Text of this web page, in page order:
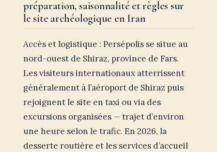
préparation, saisonnalité et règles sur
le site archéologique en Iran
Accès et logistique : Persépolis se situe au
nord-ouest de Shiraz, province de Fars.
Les visiteurs internationaux atterrissent
généralement à l’aéroport de Shiraz puis
rejoignent le site en taxi ou via des
excursions organisées — trajet d’environ
une heure selon le trafic. En 2026, la
desserte routière et les services d’accueil